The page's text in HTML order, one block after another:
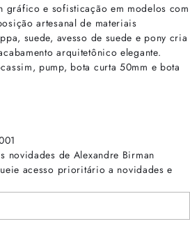
gráfico e sofisticação em modelos com
artesanal de materiais
suede, avesso de suede e pony cria
arquitetônico elegante.
pump, bota curta 50mm e bota
novidades de Alexandre Birman
acesso prioritário a novidades e